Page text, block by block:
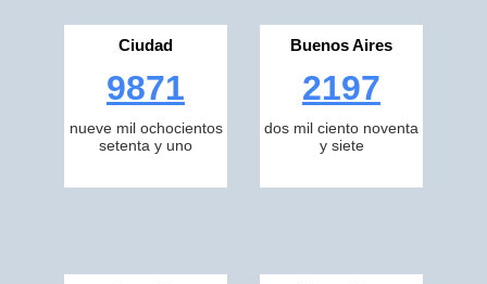
Ciudad
9871
nueve mil ochocientos
setenta y uno
Buenos Aires
2197
dos mil ciento noventa
y siete